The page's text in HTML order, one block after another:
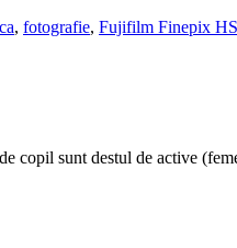
, fotografie, Fujifilm Finepix
copil sunt destul de active